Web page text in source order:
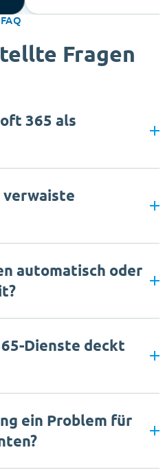
FAQ
Fragen
365 als
verwaiste
automatisch oder
Dienste deckt
ein Problem für